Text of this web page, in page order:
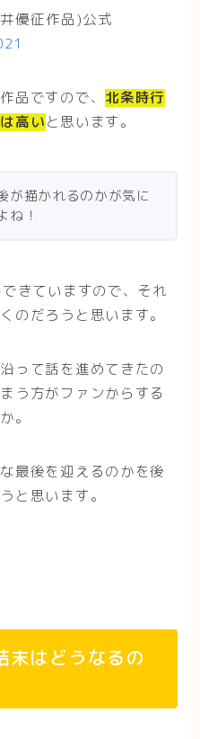
優征作品)公式
品ですので、 北条時行
高いと思います。
が描かれるのかが気に
ね！
きていますので、それ
のだろうと思います。
って話を進めてきたの
う方がファンからする
。
最後を迎えるのかを後
と思います。
末はどうなるの